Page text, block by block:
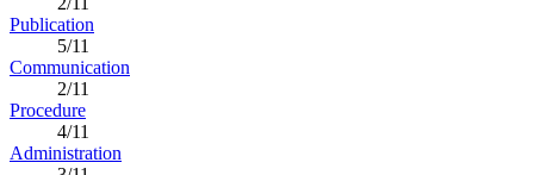
Publication
5/11
Communication
2/11
Procedure
4/11
Administration